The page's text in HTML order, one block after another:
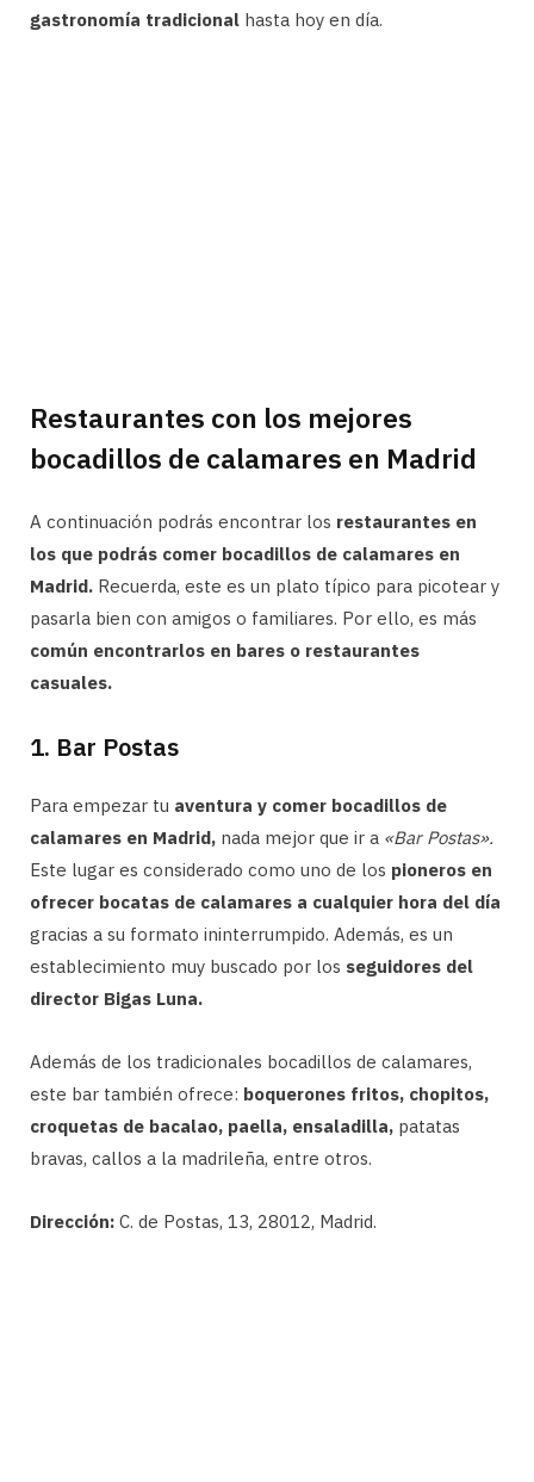
gastronomía tradicional hasta hoy en día.
Restaurantes con los mejores
bocadillos de calamares en Madrid
A continuación podrás encontrar los restaurantes en
los que podrás comer bocadillos de calamares en
Madrid. Recuerda, este es un plato típico para picotear y
pasarla bien con amigos o familiares. Por ello, es más
común encontrarlos en bares o restaurantes
casuales.
1. Bar Postas
Para empezar tu aventura y comer bocadillos de
calamares en Madrid, nada mejor que ir a «Bar Postas».
Este lugar es considerado como uno de los pioneros en
ofrecer bocatas de calamares a cualquier hora del día
gracias a su formato ininterrumpido. Además, es un
establecimiento muy buscado por los seguidores del
director Bigas Luna.
Además de los tradicionales bocadillos de calamares,
este bar también ofrece: boquerones fritos, chopitos,
croquetas de bacalao, paella, ensaladilla, patatas
bravas, callos a la madrileña, entre otros.
Dirección: C. de Postas, 13, 28012, Madrid.